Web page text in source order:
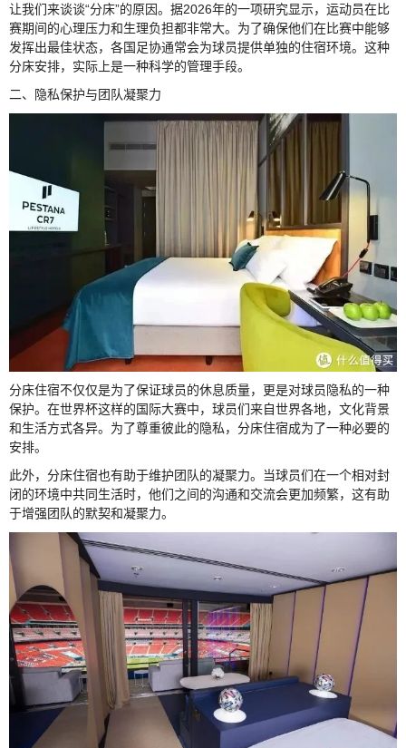
让我们来谈谈“分床”的原因。据2026年的一项研究显示，运动员在比
赛期间的心理压力和生理负担都非常大。为了确保他们在比赛中能够
发挥出最佳状态，各国足协通常会为球员提供单独的住宿环境。这种
分床安排，实际上是一种科学的管理手段。
二、隐私保护与团队凝聚力
分床住宿不仅仅是为了保证球员的休息质量，更是对球员隐私的一种
保护。在世界杯这样的国际大赛中，球员们来自世界各地，文化背景
和生活方式各异。为了尊重彼此的隐私，分床住宿成为了一种必要的
安排。
此外，分床住宿也有助于维护团队的凝聚力。当球员们在一个相对封
闭的环境中共同生活时，他们之间的沟通和交流会更加频繁，这有助
于增强团队的默契和凝聚力。